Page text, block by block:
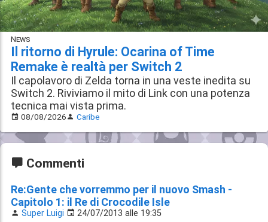
News
Il ritorno di Hyrule: Ocarina of Time
Remake è realtà per Switch 2
Il capolavoro di Zelda torna in una veste inedita su
Switch 2. Riviviamo il mito di Link con una potenza
tecnica mai vista prima.
08/08/2026 Caribe
Commenti
Re:Gente che vorremmo per il nuovo Smash -
Capitolo 1: il Re di Crocodile Isle
Super Luigi 24/07/2013 alle 19:35